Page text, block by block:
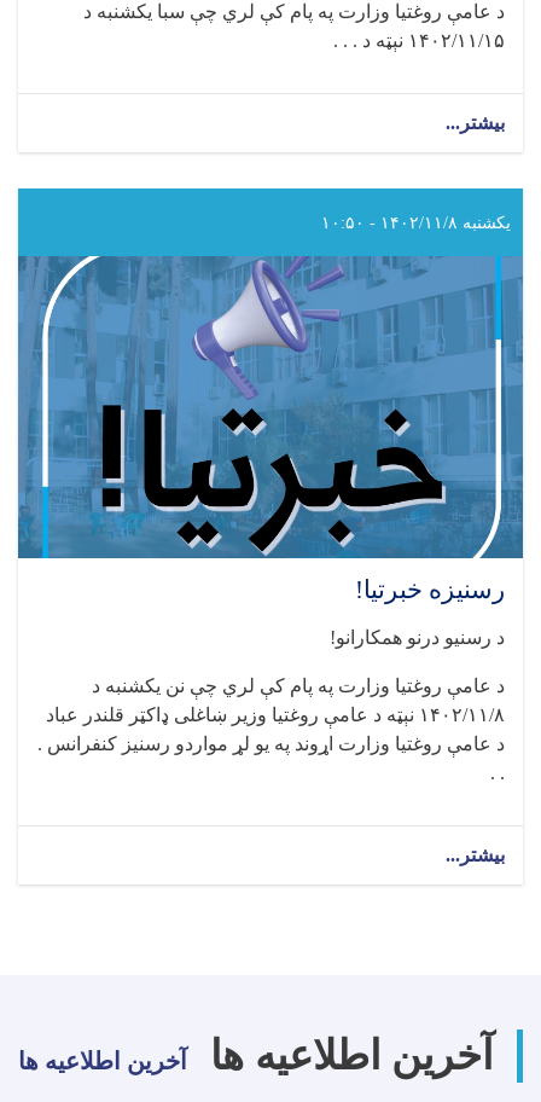
د عامې روغتیا وزارت په پام کې لري چې سبا یکشنبه د
۱۴۰۲/۱۱/۱۵ نېټه د . . .
بیشتر...
ناروغۍ
نړیواله
یکشنبه ۱۴۰۲/۱۱/۸ - ۱۰:۵۰
رسنیزه خبرتیا!
د رسنیو درنو همکارانو!
د عامې روغتیا وزارت په پام کې لري چې نن يکشنبه د
۱۴۰۲/۱۱/۸ نېټه د عامې روغتيا وزير ښاغلی ډاکټر قلندر عباد
د عامې روغتيا وزارت اړوند په يو لړ مواردو رسنيز کنفرانس .
. .
بیشتر...
آخرین اطلاعیه ها آخرین اطلاعیه ها